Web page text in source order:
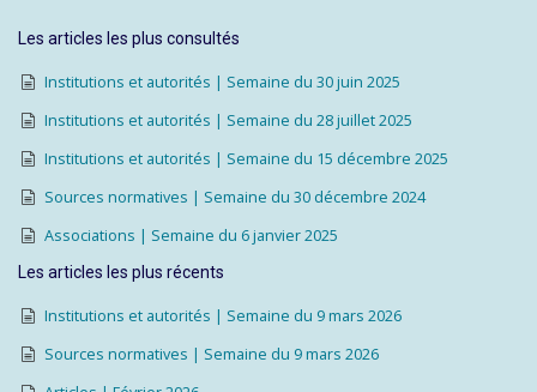
Les articles les plus consultés
Institutions et autorités | Semaine du 30 juin 2025
Institutions et autorités | Semaine du 28 juillet 2025
Institutions et autorités | Semaine du 15 décembre 2025
Sources normatives | Semaine du 30 décembre 2024
Associations | Semaine du 6 janvier 2025
Les articles les plus récents
Institutions et autorités | Semaine du 9 mars 2026
Sources normatives | Semaine du 9 mars 2026